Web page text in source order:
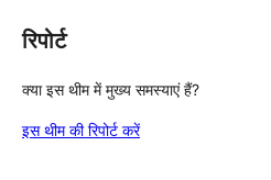
रिपोर्ट
क्या इस थीम में मुख्य समस्याएं हैं?
इस थीम की रिपोर्ट करें